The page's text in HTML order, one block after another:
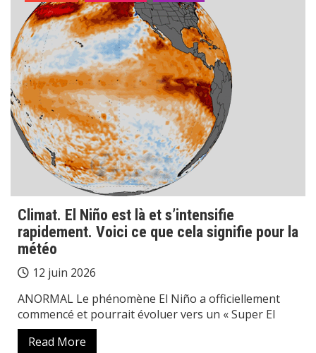
Climat. El Niño est là et s’intensifie
rapidement. Voici ce que cela signifie pour la
météo
12 juin 2026
ANORMAL Le phénomène El Niño a officiellement
commencé et pourrait évoluer vers un « Super El
Read More